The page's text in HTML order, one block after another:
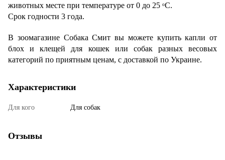
животных месте при температуре от 0 до 25 ᵒС.
Срок годности 3 года.
В зоомагазине Собака Смит вы можете купить капли от
блох и клещей для кошек или собак разных весовых
категорий по приятным ценам, с доставкой по Украине.
Характеристики
Для кого Для собак
Отзывы